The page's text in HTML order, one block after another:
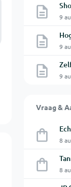
9
9
9
Vraag &
8
8